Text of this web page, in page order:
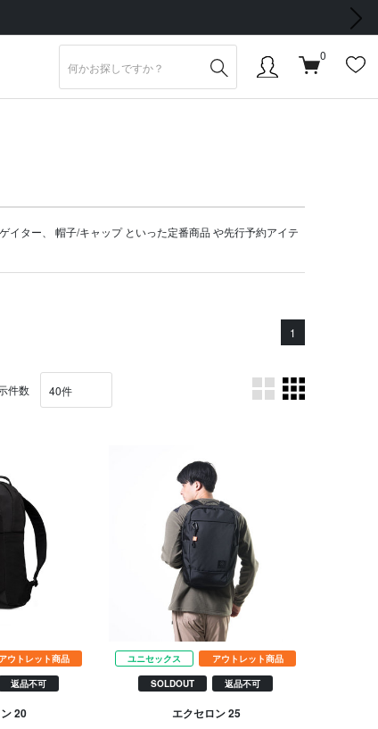
次の画像
0
ゲイター 帽子/キャップといった定番商品 や先行予約アイテ
1
件数
アウトレット商品
返品不可
20
ユニセックス アウトレット商品
SOLDOUT 返品不可
エクセロン 25